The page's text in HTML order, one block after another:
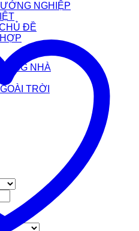
NGHIỆP
ĐỀ
NHÀ
TRỜI